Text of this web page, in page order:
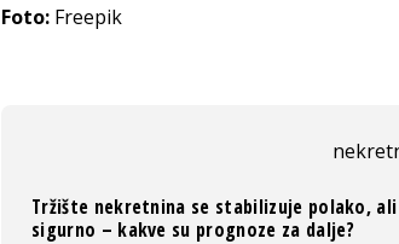
Foto: Freepik
Tržište nekretnina se stabilizuje polako, ali
sigurno – kakve su prognoze za dalje?